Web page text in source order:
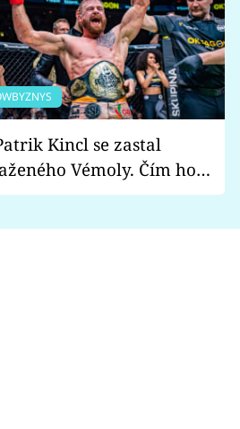
Vémoly. Čím ho
naštvali?